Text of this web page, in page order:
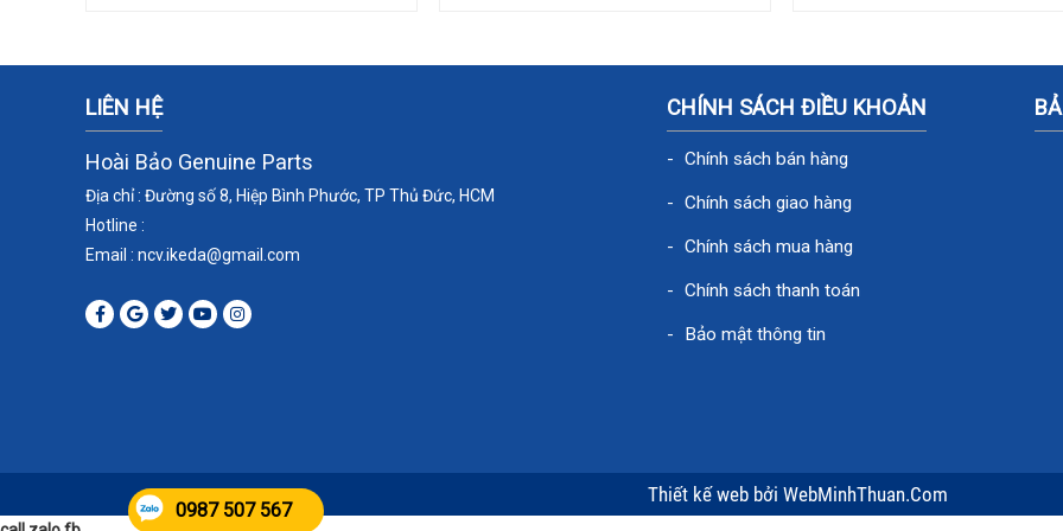
LIÊN HỆ
Hoài Bảo Genuine Parts
Địa chỉ : Đường số 8, Hiệp Bình Phước, TP Thủ Đức, HCM
Hotline :
Email : ncv.ikeda@gmail.com
CHÍNH SÁCH ĐIỀU KHOẢN
Chính sách bán hàng
Chính sách giao hàng
Chính sách mua hàng
Chính sách thanh toán
Bảo mật thông tin
Thiết kế web bởi WebMinhThuan.Com
0987 507 567